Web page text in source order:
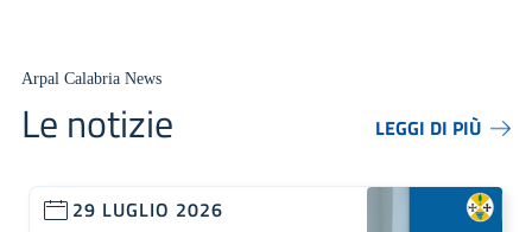
Arpal Calabria News
Le notizie LEGGI DI PIÙ
29 LUGLIO 2026